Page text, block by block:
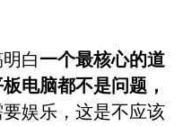
白一个最核心的道
电脑都不是问题，
娱乐，这是不应该